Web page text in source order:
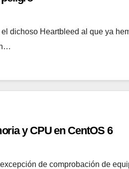
dichoso Heartbleed al que ya
y CPU en CentOS 6
de comprobación de